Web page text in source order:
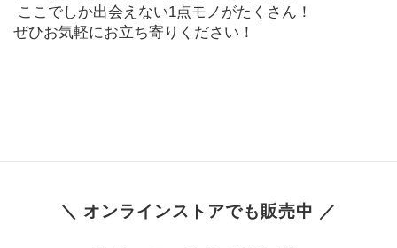
ここでしか出会えない1点モノがたくさん！
ぜひお気軽にお立ち寄りください！
＼ オンラインストアでも販売中 ／